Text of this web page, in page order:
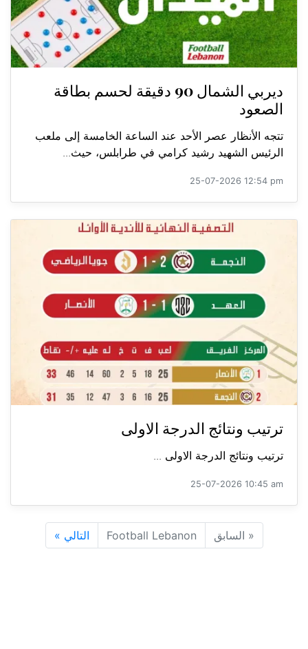
ديربي الشمال 90 دقيقة لحسم بطاقة
الصعود
تتجه الأنظار عصر الأحد عند الساعة الخامسة إلى ملعب
الرئيس الشهيد رشيد كرامي في طرابلس، حيث...
25-07-2026 12:54 pm
ترتيب ونتائج الدرجة الاولى
ترتيب ونتائج الدرجة الاولى ...
25-07-2026 10:45 am
« السابق Football Lebanon التالي »